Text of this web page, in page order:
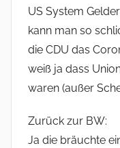
US System
kann man so
die CDU das
weiß ja dass
waren (außer
Zurück zur BW:
Ja die bräuchte